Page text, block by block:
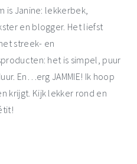
is Janine: lekkerbek,
en blogger. Het liefst
streek- en
het is simpel, puur
En…erg JAMMIE! Ik hoop
krijgt. Kijk lekker rond en